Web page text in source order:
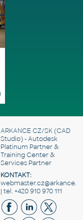
ARKANCE CZ/SK(CAD
Studio) - Autodesk
Platinum Partner &
Training Center &
Services Partner
KONTAKT:
| tel. +420 910 970 111